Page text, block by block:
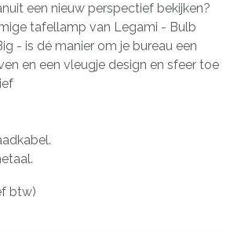
een nieuw perspectief bekijken?
tafellamp van Legami - Bulb
- is dé manier om je bureau een
en een vleugje design en sfeer toe
btw)